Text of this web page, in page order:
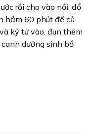
rồi cho vào nồi, đổ
hầm 60 phút để củ
kỷ tử vào, đun thêm
dưỡng sinh bổ